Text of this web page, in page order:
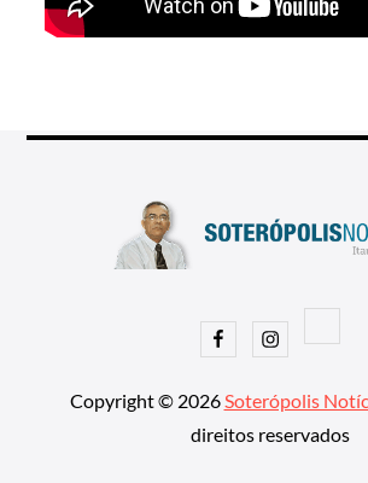
FacebookInstagram
Copyright © 2026 Soterópolis
direitos reservados